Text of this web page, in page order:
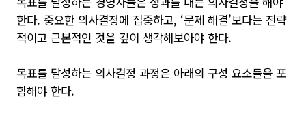
한다. 중요한 의사결정에 집중하고, ‘문제 해결’보다는 전략
적이고 근본적인 것을 깊이 생각해보아야 한다.
목표를 달성하는 의사결정 과정은 아래의 구성 요소들을 포
함해야 한다.